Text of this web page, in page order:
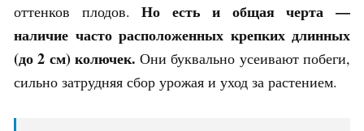
оттенков плодов.Но есть и общая черта —
наличие часто расположенных крепких длинных
(до 2 см) колючек. Они буквально усеивают побеги,
сильно затрудняя сбор урожая и уход за растением.